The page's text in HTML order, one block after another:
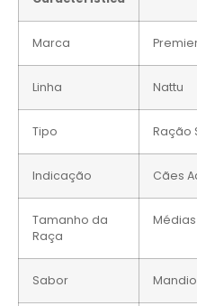
Marca
Linha Nattu
Tipo Ração
Indicação Cães
Tamanho da
Raça
Sabor